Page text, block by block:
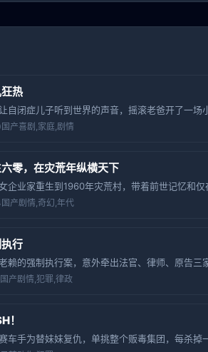
热
自闭症儿子听到世界的声音，摇滚老爸开了一场
国产喜剧,家庭,剧情
零，在灾荒年纵横天下
企业家重生到1960年灾荒村，带着前世记忆和
国产剧情,奇幻,年代
行
赖的强制执行案，意外牵出法官、律师、原告三
国产剧情,犯罪,律政
！
车手为替妹妹复仇，单挑整个贩毒集团，每杀掉